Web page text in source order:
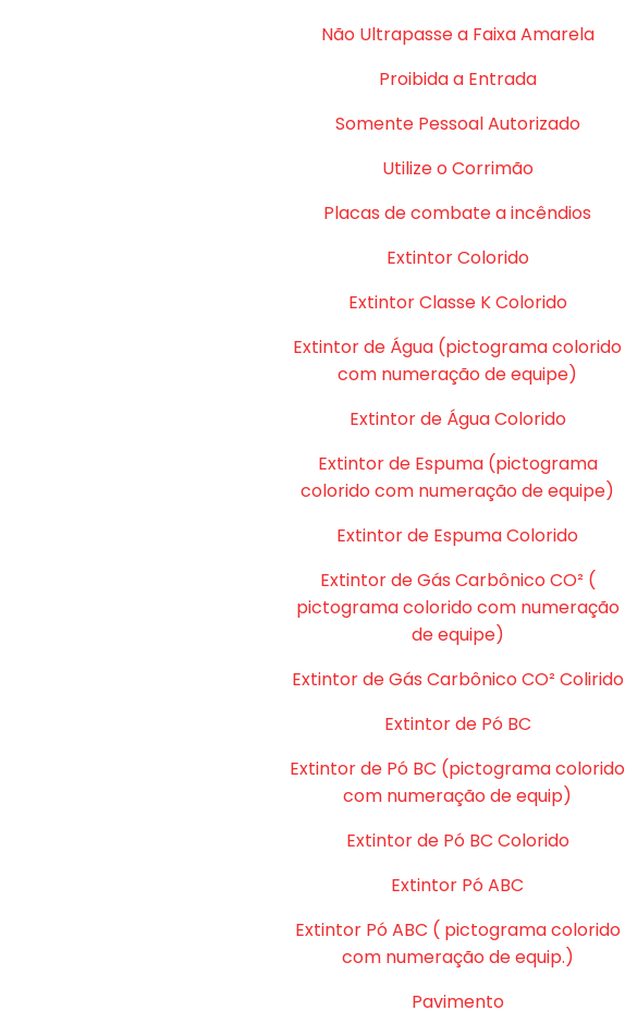
Não Ultrapasse a Faixa Amarela
Proibida a Entrada
Somente Pessoal Autorizado
Utilize o Corrimão
Placas de combate a incêndios
Extintor Colorido
Extintor Classe K Colorido
Extintor de Água (pictograma colorido
com numeração de equipe)
Extintor de Água Colorido
Extintor de Espuma (pictograma
colorido com numeração de equipe)
Extintor de Espuma Colorido
Extintor de Gás Carbônico CO² (
pictograma colorido com numeração
de equipe)
Extintor de Gás Carbônico CO² Colirido
Extintor de Pó BC
Extintor de Pó BC (pictograma colorido
com numeração de equip)
Extintor de Pó BC Colorido
Extintor Pó ABC
Extintor Pó ABC ( pictograma colorido
com numeração de equip.)
Pavimento